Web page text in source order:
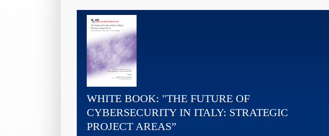
WHITE BOOK: "THE FUTURE OF
CYBERSECURITY IN ITALY: STRATEGIC
PROJECT AREAS”